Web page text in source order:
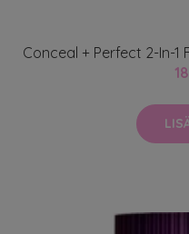
Conceal + Perfect 2-In-